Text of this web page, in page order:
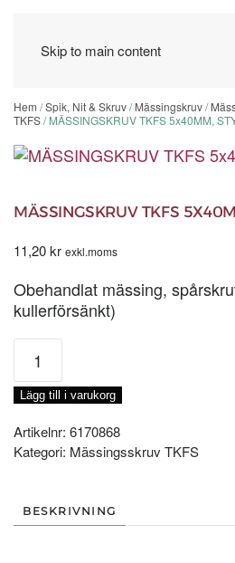
Skip to main content
Hem /Spik, Nit & Skruv/Mässingskruv/
TKFS/ MÄSSINGSKRUV TKFS 5x40MM,
MÄSSINGSKRUV TKFS
11,20kr exkl.moms
Obehandlat mässing,
kullerförsänkt)
MÄSSINGSKRUV
TKFS
5x40MM,
STYCK
mängd
Lägg till i varukorg
Artikelnr: 6170868
Kategori: Mässingsskruv TKFS
BESKRIVNING